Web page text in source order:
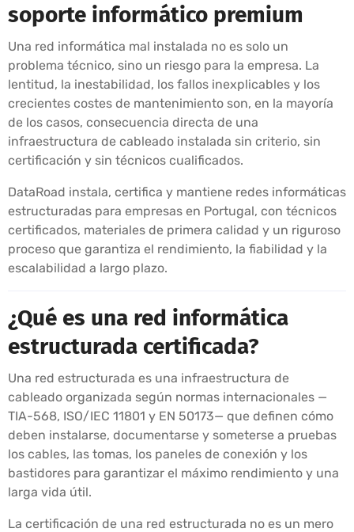
soporte informático premium
Una red informática mal instalada no es solo un
problema técnico, sino un riesgo para la empresa. La
lentitud, la inestabilidad, los fallos inexplicables y los
crecientes costes de mantenimiento son, en la mayoría
de los casos, consecuencia directa de una
infraestructura de cableado instalada sin criterio, sin
certificación y sin técnicos cualificados.
DataRoad instala, certifica y mantiene redes informáticas
estructuradas para empresas en Portugal, con técnicos
certificados, materiales de primera calidad y un riguroso
proceso que garantiza el rendimiento, la fiabilidad y la
escalabilidad a largo plazo.
¿Qué es una red informática
estructurada certificada?
Una red estructurada es una infraestructura de
cableado organizada según normas internacionales —
TIA-568, ISO/IEC 11801 y EN 50173— que definen cómo
deben instalarse, documentarse y someterse a pruebas
los cables, las tomas, los paneles de conexión y los
bastidores para garantizar el máximo rendimiento y una
larga vida útil.
La certificación de una red estructurada no es un mero